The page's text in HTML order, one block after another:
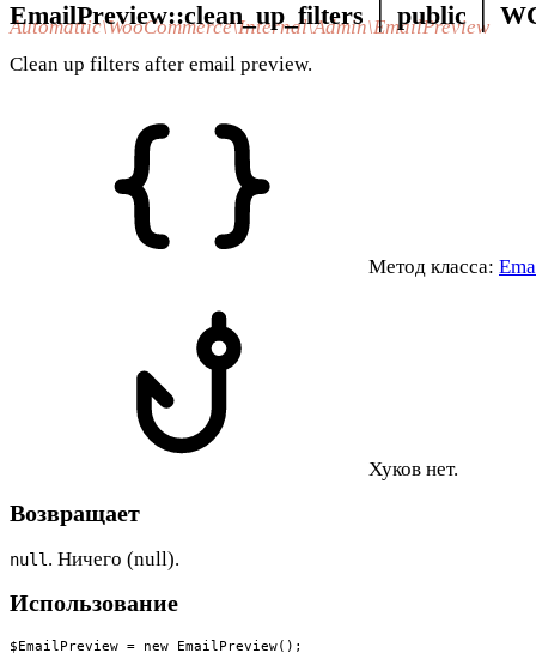
Automattic\WooCommerce\Internal\Admin\EmailPreview
EmailPreview::clean_up_filters │ public
Clean up filters after email preview.
Метод класса:
Хуков нет.
Возвращает
null . Ничего (null).
Использование
$EmailPreview = new EmailPreview();